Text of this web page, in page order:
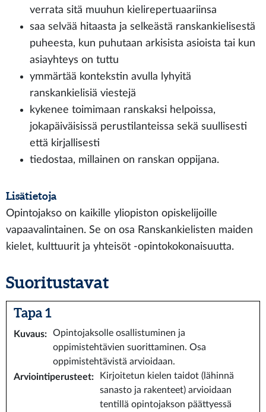
verrata sitä muuhun kielirepertuaariinsa
saa selvää hitaasta ja selkeästä ranskankielisestä
puheesta, kun puhutaan arkisista asioista tai kun
asiayhteys on tuttu
ymmärtää kontekstin avulla lyhyitä
ranskankielisiä viestejä
kykenee toimimaan ranskaksi helpoissa,
jokapäiväisissä perustilanteissa sekä suullisesti
että kirjallisesti
tiedostaa, millainen on ranskan oppijana.
Lisätietoja
Opintojakso on kaikille yliopiston opiskelijoille
vapaavalintainen. Se on osa Ranskankielisten maiden
kielet, kulttuurit ja yhteisöt -opintokokonaisuutta.
Suoritustavat
Tapa 1
Kuvaus:
Opintojaksolle osallistuminen ja
oppimistehtävien suorittaminen. Osa
oppimistehtävistä arvioidaan.
Arviointiperusteet:
Kirjoitetun kielen taidot (lähinnä
sanasto ja rakenteet) arvioidaan
tentillä opintojakson päättyessä